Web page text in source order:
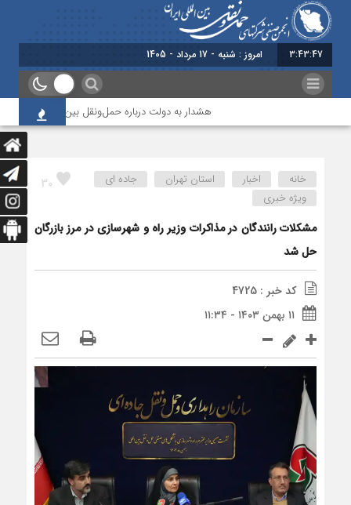
3:43:47 برابر
هشدار به دولت درباره حمل‌ونقل بین‌المللی؛ شرکت‌ها
30 خانه اخبار استان تهران
جاده ای
ویژه خبری
مشکلات رانندگان در مذاکرات وزیر راه و شهرسازی در مرز بازرگان
حل شد
کد خبر : 4725
۱۱ بهمن ۱۴۰۳ - ۱۱:۳۴